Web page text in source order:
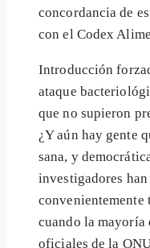
concordancia de
con el Codex
Introducción
ataque
que no supieron
¿Y aún hay gente
sana, y
investigadores
convenientemente
cuando la mayoría
oficiales de la